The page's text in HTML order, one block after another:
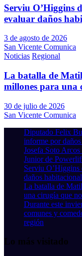
Serviu O’Higgins
evaluar daños
3 de agosto de 2026
San Vicente Comunica
Noticias Regional
La batalla de
millones para una
30 de julio de 2026
San Vicente Comunica
Diputado Felix
informe por
Josefa Soto
Junior de
Serviu O’Higgins
daños
La batalla de
una cirugía que
Durante este
comunes y
región
Lo más visitado